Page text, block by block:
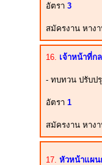
อัตรา 3
สมัครงาน หาง
16. เจ้าหน้าที่ก
- ทบทวน ปรับป
อัตรา 1
สมัครงาน หาง
17. หัวหน้าแผน